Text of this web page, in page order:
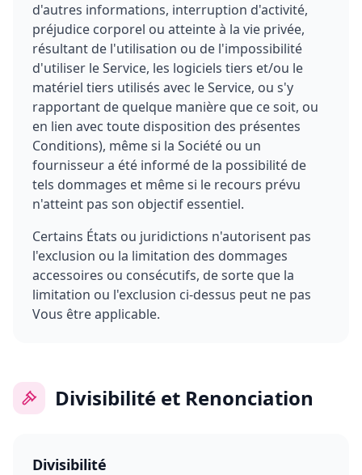
d'autres informations, interruption d'activité,
préjudice corporel ou atteinte à la vie privée,
résultant de l'utilisation ou de l'impossibilité
d'utiliser le Service, les logiciels tiers et/ou le
matériel tiers utilisés avec le Service, ou s'y
rapportant de quelque manière que ce soit, ou
en lien avec toute disposition des présentes
Conditions), même si la Société ou un
fournisseur a été informé de la possibilité de
tels dommages et même si le recours prévu
n'atteint pas son objectif essentiel.
Certains États ou juridictions n'autorisent pas
l'exclusion ou la limitation des dommages
accessoires ou consécutifs, de sorte que la
limitation ou l'exclusion ci-dessus peut ne pas
Vous être applicable.
Divisibilité et Renonciation
Divisibilité